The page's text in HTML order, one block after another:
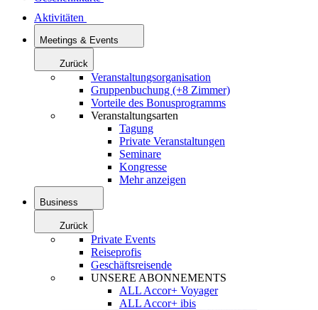
Aktivitäten
Meetings & Events
Zurück
Veranstaltungsorganisation
Gruppenbuchung (+8 Zimmer)
Vorteile des Bonusprogramms
Veranstaltungsarten
Tagung
Private Veranstaltungen
Seminare
Kongresse
Mehr anzeigen
Business
Zurück
Private Events
Reiseprofis
Geschäftsreisende
UNSERE ABONNEMENTS
ALL Accor+ Voyager
ALL Accor+ ibis